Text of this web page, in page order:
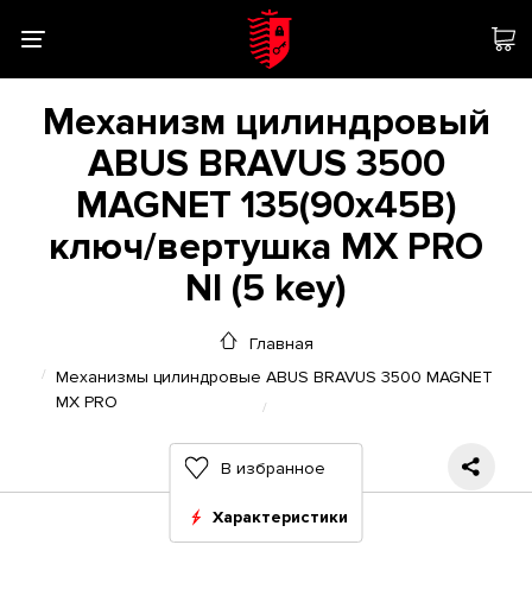
Механизм цилиндровый
ABUS BRAVUS 3500
MAGNET 135(90x45В)
ключ/вертушка MX PRO
NI (5 key)
Главная
Механизмы цилиндровые ABUS BRAVUS 3500 MAGNET
MX PRO
В избранное
Характеристики